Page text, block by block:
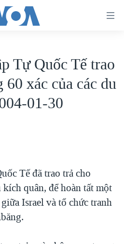
MẠI CỦA MỸ: QUÁ KHỨ VÀ HIỆN
Tự Quốc Tế trao
xác của các du
01-30
Tế đã trao trả cho
quân, để hoàn tất một
Israel và tổ chức tranh